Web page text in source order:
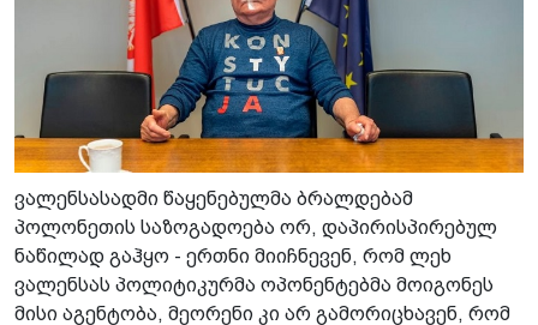
ვალენსასადმი წაყენებულმა ბრალდებამ
პოლონეთის საზოგადოება ორ, დაპირისპირებულ
ნაწილად გაჰყო - ერთნი მიიჩნევენ, რომ ლეხ
ვალენსას პოლიტიკურმა ოპონენტებმა მოიგონეს
მისი აგენტობა, მეორენი კი არ გამორიცხავენ, რომ